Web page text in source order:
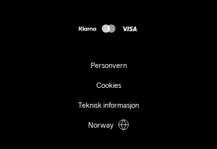
Personvern
Cookies
Teknisk informasjon
Norway